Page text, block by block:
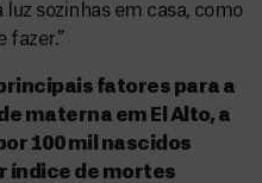
sozinhas em casa, como
fazer.”
fatores para a
materna em El Alto, a
100 mil nascidos
índice de mortes